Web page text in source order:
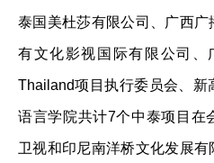
泰国美杜莎有限公司、广西
有文化影视国际有限公司、
Thailand项目执行委员会、新
语言学院共计7个中泰项目在
卫视和印尼南洋桥文化发展